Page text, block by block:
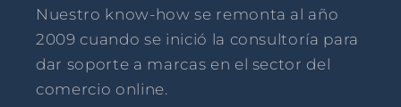
Nuestro know-how se remonta al año
2009 cuando se inició la consultoría para
dar soporte a marcas en el sector del
comercio online.